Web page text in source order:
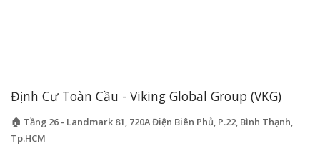
Định Cư Toàn Cầu - Viking Global Group (VKG)
🏠 Tầng 26 - Landmark 81, 720A Điện Biên Phủ, P.22, Bình Thạnh,
Tp.HCM